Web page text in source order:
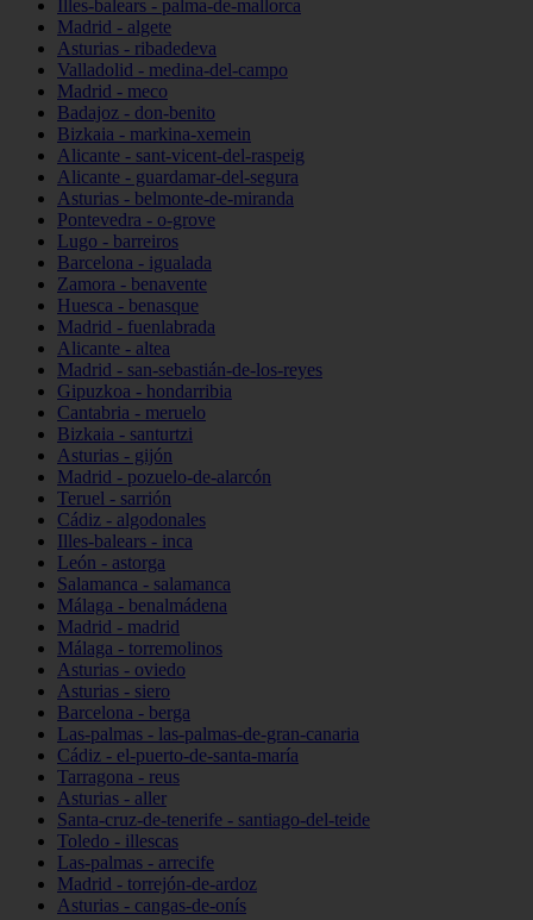
Illes-balears - palma-de-mallorca
Madrid - algete
Asturias - ribadedeva
Valladolid - medina-del-campo
Madrid - meco
Badajoz - don-benito
Bizkaia - markina-xemein
Alicante - sant-vicent-del-raspeig
Alicante - guardamar-del-segura
Asturias - belmonte-de-miranda
Pontevedra - o-grove
Lugo - barreiros
Barcelona - igualada
Zamora - benavente
Huesca - benasque
Madrid - fuenlabrada
Alicante - altea
Madrid - san-sebastián-de-los-reyes
Gipuzkoa - hondarribia
Cantabria - meruelo
Bizkaia - santurtzi
Asturias - gijón
Madrid - pozuelo-de-alarcón
Teruel - sarrión
Cádiz - algodonales
Illes-balears - inca
León - astorga
Salamanca - salamanca
Málaga - benalmádena
Madrid - madrid
Málaga - torremolinos
Asturias - oviedo
Asturias - siero
Barcelona - berga
Las-palmas - las-palmas-de-gran-canaria
Cádiz - el-puerto-de-santa-maría
Tarragona - reus
Asturias - aller
Santa-cruz-de-tenerife - santiago-del-teide
Toledo - illescas
Las-palmas - arrecife
Madrid - torrejón-de-ardoz
Asturias - cangas-de-onís